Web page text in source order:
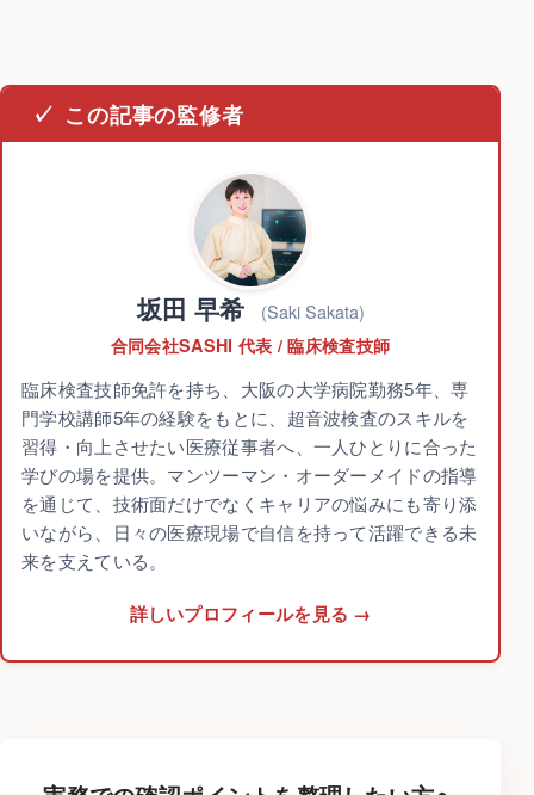
この記事の監修者
坂田 早希 (Saki Sakata)
合同会社SASHI 代表 / 臨床検査技師
臨床検査技師免許を持ち、大阪の大学病院勤務5年、専
門学校講師5年の経験をもとに、超音波検査のスキルを
習得・向上させたい医療従事者へ、一人ひとりに合った
学びの場を提供。マンツーマン・オーダーメイドの指導
を通じて、技術面だけでなくキャリアの悩みにも寄り添
いながら、日々の医療現場で自信を持って活躍できる未
来を支えている。
詳しいプロフィールを見る